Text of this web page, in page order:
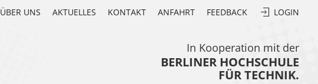
ÜBER UNS AKTUELLES KONTAKT ANFAHRT FEEDBACK LOGIN
In Kooperation mit der
BERLINER HOCHSCHULE
FÜR TECHNIK.